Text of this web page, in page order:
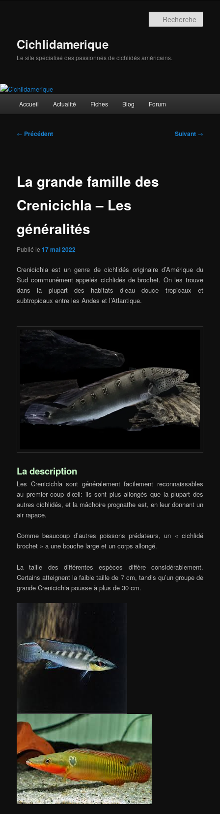
Cichlidamerique
Le site spécialisé des passionnés de cichlidés américains.
principal
Accueil Actualité Fiches Blog Forum
Navigation
← Précédent Suivant →
La grande famille des
Crenicichla – Les
généralités
Publié le17 mai 2022
Crenicichla est un genre de cichlidés originaire d’Amérique du
Sud communément appelés cichlidés de brochet. On les trouve
dans la plupart des habitats d’eau douce tropicaux et
subtropicaux entre les Andes et l’Atlantique.
La description
Les Crenicichla sont généralement facilement reconnaissables
au premier coup d’œil: ils sont plus allongés que la plupart des
autres cichlidés, et la mâchoire prognathe est, en leur donnant un
air rapace.
Comme beaucoup d’autres poissons prédateurs, un « cichlidé
brochet » a une bouche large et un corps allongé.
La taille des différentes espèces diffère considérablement.
Certains atteignent la faible taille de 7 cm, tandis qu’un groupe de
grande Crenicichla pousse à plus de 30 cm.